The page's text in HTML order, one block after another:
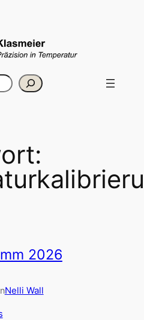
2026
Nelli Wall